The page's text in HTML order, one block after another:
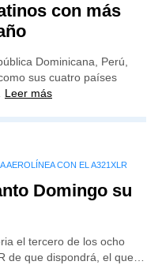
con más
Dominicana, Perú,
sus cuatro países
Leer más
AEROLÍNEA CON EL A321XLR
Domingo su
el tercero de los ocho
de que dispondrá, el que…